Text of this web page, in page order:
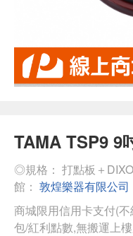
TAMA TSP9 9
◎規格： 打點板＋
館： 敦煌樂器有限公司
商城限用信用卡支付(
包/紅利點數,無搬運上